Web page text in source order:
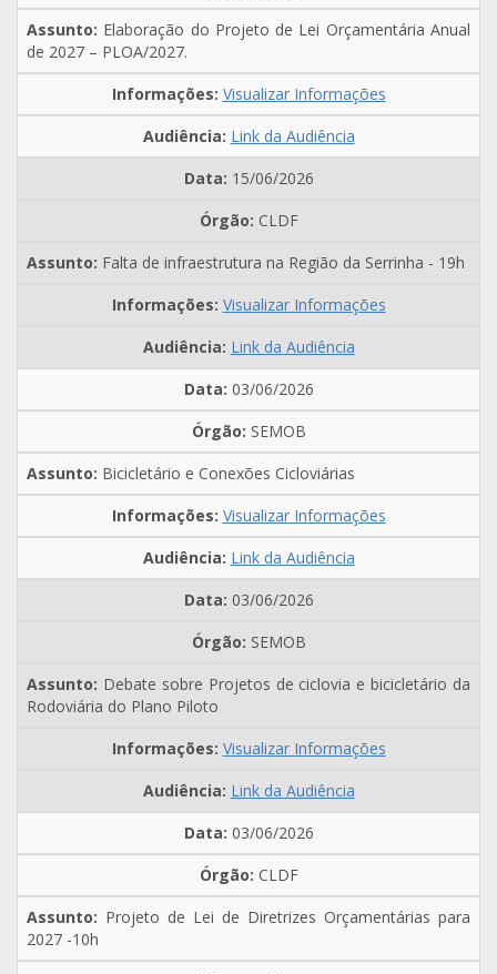
Elaboração do Projeto de Lei Orçamentária Anual
de 2027 – PLOA/2027.
Visualizar Informações
Link da Audiência
15/06/2026
CLDF
Falta de infraestrutura na Região da Serrinha - 19h
Visualizar Informações
Link da Audiência
03/06/2026
SEMOB
Bicicletário e Conexões Cicloviárias
Visualizar Informações
Link da Audiência
03/06/2026
SEMOB
Debate sobre Projetos de ciclovia e bicicletário da
Rodoviária do Plano Piloto
Visualizar Informações
Link da Audiência
03/06/2026
CLDF
Projeto de Lei de Diretrizes Orçamentárias para
2027 -10h